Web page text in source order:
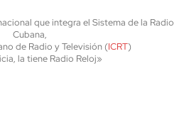
que integra el Sistema de la Radio
Cubana,
de Radio y Televisión (ICRT)
la tiene Radio Reloj»